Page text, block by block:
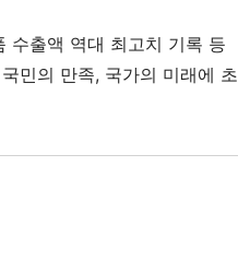
수출액 역대 최고치 기록 등
민의 만족, 국가의 미래에 초